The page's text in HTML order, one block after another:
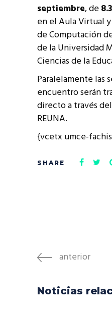
septiembre, de
en el Aula Virtual
de Computación
de la Universidad
Ciencias de la
Paralelamente las
encuentro serán
directo a través
REUNA.
{vcetx umce-
anterior
Noticias